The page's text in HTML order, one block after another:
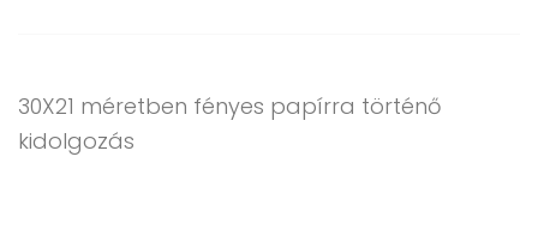
30X21 méretben fényes papírra történő
kidolgozás